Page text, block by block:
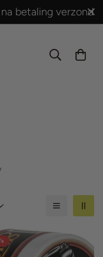
verzonden!